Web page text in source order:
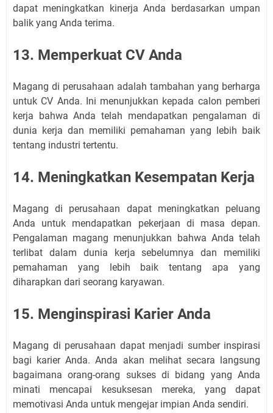
dapat meningkatkan kinerja Anda berdasarkan umpan
balik yang Anda terima.
13. Memperkuat CV Anda
Magang di perusahaan adalah tambahan yang berharga
untuk CV Anda. Ini menunjukkan kepada calon pemberi
kerja bahwa Anda telah mendapatkan pengalaman di
dunia kerja dan memiliki pemahaman yang lebih baik
tentang industri tertentu.
14. Meningkatkan Kesempatan Kerja
Magang di perusahaan dapat meningkatkan peluang
Anda untuk mendapatkan pekerjaan di masa depan.
Pengalaman magang menunjukkan bahwa Anda telah
terlibat dalam dunia kerja sebelumnya dan memiliki
pemahaman yang lebih baik tentang apa yang
diharapkan dari seorang karyawan.
15. Menginspirasi Karier Anda
Magang di perusahaan dapat menjadi sumber inspirasi
bagi karier Anda. Anda akan melihat secara langsung
bagaimana orang-orang sukses di bidang yang Anda
minati mencapai kesuksesan mereka, yang dapat
memotivasi Anda untuk mengejar impian Anda sendiri.